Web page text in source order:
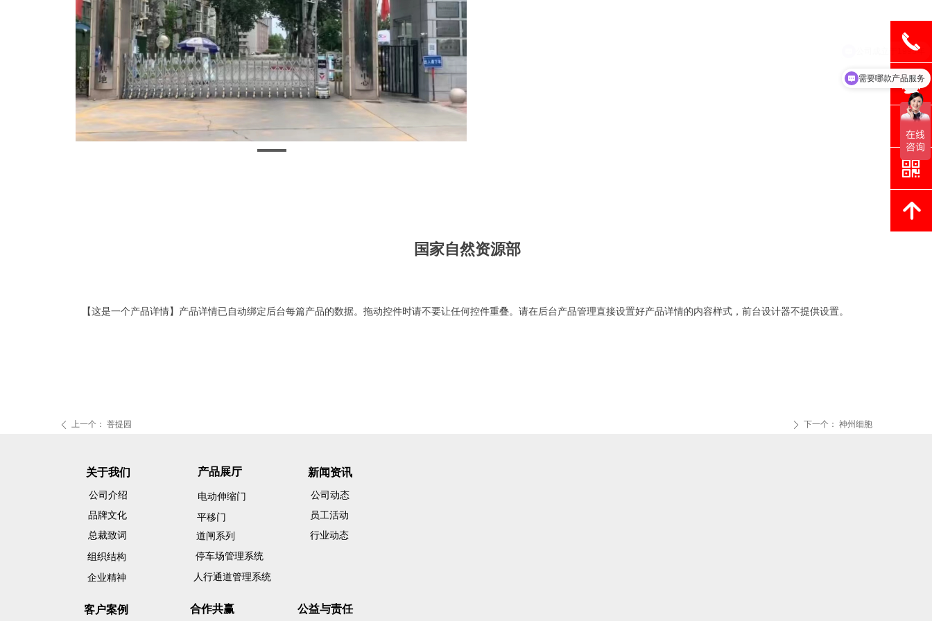
国家自然资源部
ꄴ 上一个： 菩提园 ꄲ 下一个： 神州细胞
【这是一个产品详情】产品详情已自动绑定后台每篇产品的数据。拖动控件时请不要让任何控件重叠。请在后台产品管理直接设置好产品详情的内容样式，前台设计器不提供设置。
关于我们
公司介绍
品牌文化
总裁致词
组织结构
企业精神
产品展厅
电动伸缩门
平移门
道闸系列
停车场管理系统
人行通道管理系统
新闻资讯
公司动态
员工活动
行业动态
客户案例 合作共赢 公益与责任
끅
뀩
뀥
낃
녕
需要哪款产品服务